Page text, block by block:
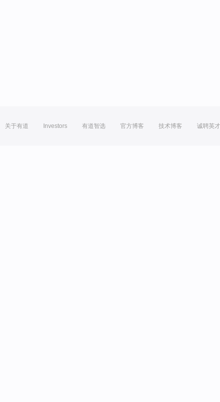
关于有道 Investors 有道智选 官方博客 技术博客 诚聘英才